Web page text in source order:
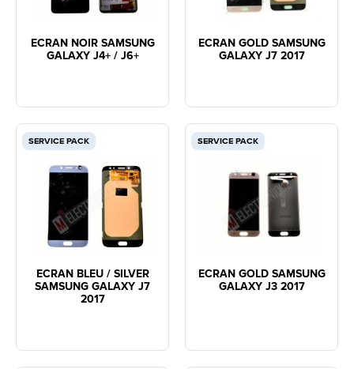
ECRAN NOIR SAMSUNG
GALAXY J4+ / J6+
ECRAN GOLD SAMSUNG
GALAXY J7 2017
SERVICE PACK
ECRAN BLEU / SILVER
SAMSUNG GALAXY J7
2017
SERVICE PACK
ECRAN GOLD SAMSUNG
GALAXY J3 2017